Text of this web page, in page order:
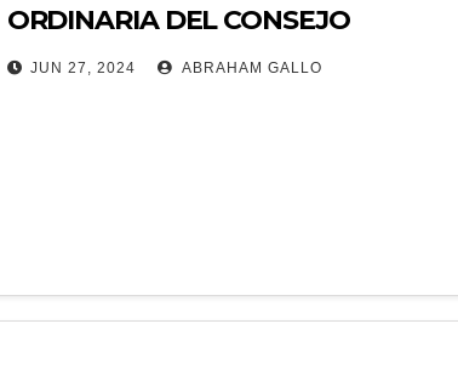
ORDINARIA DEL CONSEJO
VERACRUZANO DE LA AGENDA
JUN 27, 2024 ABRAHAM GALLO